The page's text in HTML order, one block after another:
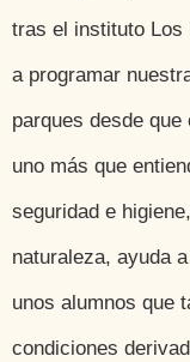
tras el instituto Los
a programar
parques desde
uno más que
seguridad e
naturaleza, ayuda
unos alumnos que
condiciones